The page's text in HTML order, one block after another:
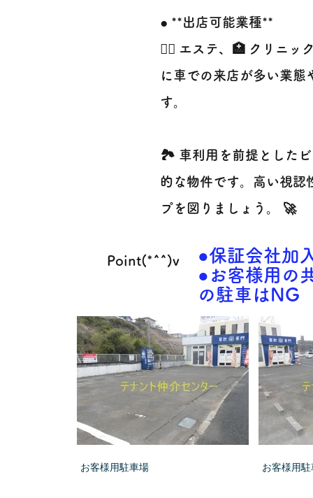
● **出店可能業種**
💆‍♀️ エステ、🏥 クリニ
に車での来店が多い業態
す。
🏞️ 車利用を前提としたビ
的な物件です。高い視認
プを図りましょう。 🚀
Point(*^^)v
●保証会社加
●お客様用
の駐車はNG
お客様用駐車場 お客様用